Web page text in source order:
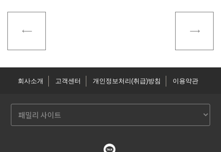
회사소개 고객센터 개인정보처리(취급)방침 이용약관